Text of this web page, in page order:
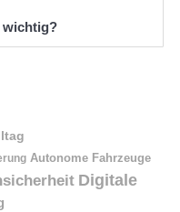
wichtig?
Autonome Fahrzeuge
Digitale